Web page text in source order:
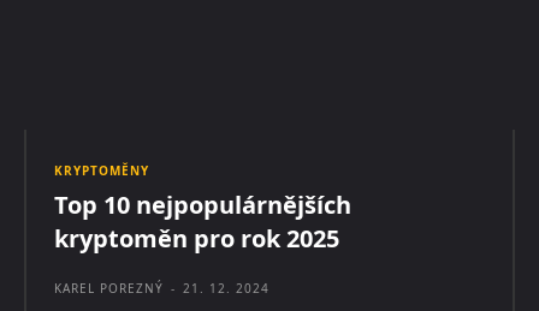
KRYPTOMĚNY
Top 10 nejpopulárnějších
kryptoměn pro rok 2025
KAREL POREZNÝ - 21. 12. 2024